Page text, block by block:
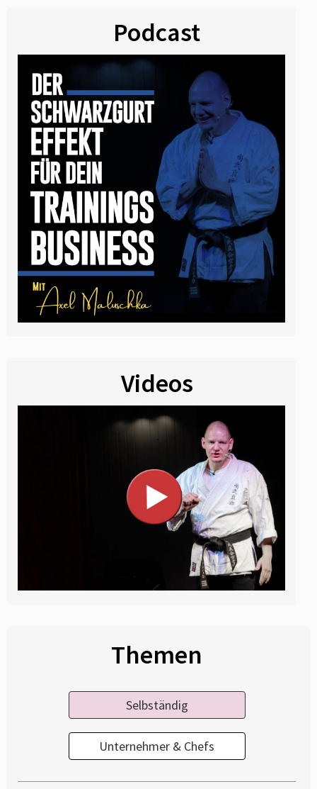
Podcast
Videos
Themen
Selbständig
Unternehmer & Chefs